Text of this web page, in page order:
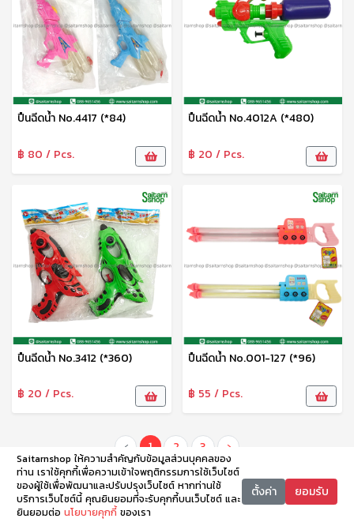
ปืนฉีดน้ำ No.4417 (*84)
฿ 80 / Pcs.
ปืนฉีดน้ำ No.4012A (*480)
฿ 20 / Pcs.
ปืนฉีดน้ำ No.3412 (*360)
฿ 20 / Pcs.
ปืนฉีดน้ำ No.001-127 (*96)
฿ 55 / Pcs.
‹ 1 2 3 ›
Saitarnshop ให้ความสำคัญกับข้อมูลส่วนบุคคลของ
ท่าน เราใช้คุกกี้เพื่อความเข้าใจพฤติกรรมการใช้เว็บไซต์
ของผู้ใช้เพื่อพัฒนาและปรับปรุงเว็บไซต์ หากท่านใช้
บริการเว็บไซต์นี้ คุณยินยอมที่จะรับคุกกี้บนเว็บไซต์ และ
ยินยอมต่อ นโยบายคุกกี้ ของเรา
ตั้งค่า ยอมรับ